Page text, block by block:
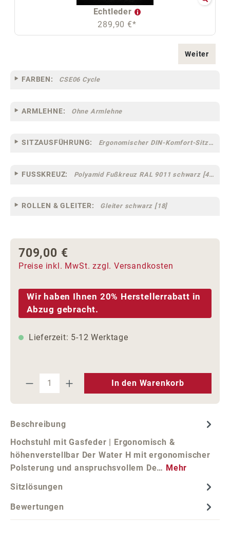
Echtleder
289,90 €*
Weiter
FARBEN: CSE06 Cycle
ARMLEHNE: Ohne Armlehne
SITZAUSFÜHRUNG: Ergonomischer DIN-Komfort-Sitz [75]
FUSSKREUZ: Polyamid Fußkreuz RAL 9011 schwarz [44]
ROLLEN & GLEITER: Gleiter schwarz [18]
Regulärer Preis:
709,00 €
Preise inkl. MwSt. zzgl. Versandkosten
Wir haben Ihnen 20% Herstellerrabatt in
Abzug gebracht.
Lieferzeit: 5-12 Werktage
Produkt Anzahl: Gib den
In den Warenkorb
Beschreibung
Hochstuhl mit Gasfeder | Ergonomisch &
höhenverstellbar Der Water H mit ergonomischer
Polsterung und anspruchsvollem De… Mehr
Sitzlösungen
Bewertungen